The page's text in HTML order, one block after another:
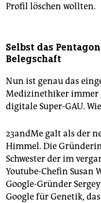
Profil löschen wollten.
Selbst das
Belegschaft
Nun ist genau das
Medizinethiker immer
digitale Super-GAU.
23andMe galt als der
Himmel. Die
Schwester der im
Youtube-Chefin Susan
Google-Gründer
Google für Genetik,